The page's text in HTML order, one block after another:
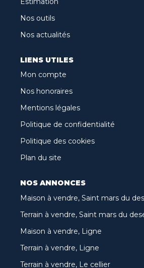
Nos outils
Nos actualités
LIENS UTILES
Mon compte
Nos honoraires
Mentions légales
Politique de confidentialité
Politique des cookies
Plan du site
NOS ANNONCES
Maison à vendre, Saint mars du
Terrain à vendre, Saint mars du
Maison à vendre, Ligne
Terrain à vendre, Ligne
Terrain à vendre, Le cellier